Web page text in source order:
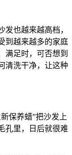
也越来越高档，
到越来越多的家庭
满足时，可否想到
清洗干净，让这种
保养蜡”把沙发上
孔里，日后就很难